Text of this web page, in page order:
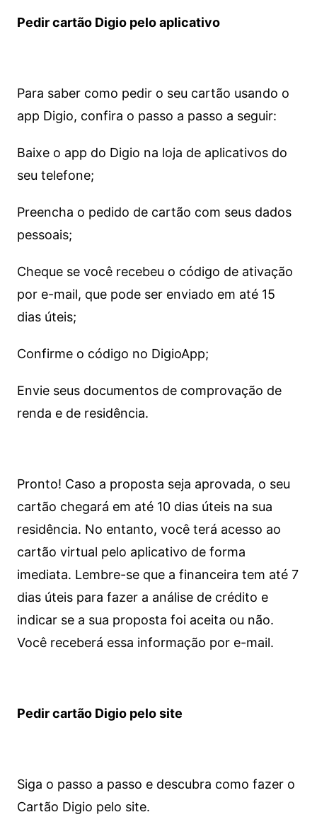
Pedir cartão Digio pelo aplicativo
Para saber como pedir o seu cartão usando o
app Digio, confira o passo a passo a seguir:
Baixe o app do Digio na loja de aplicativos do
seu telefone;
Preencha o pedido de cartão com seus dados
pessoais;
Cheque se você recebeu o código de ativação
por e-mail, que pode ser enviado em até 15
dias úteis;
Confirme o código no DigioApp;
Envie seus documentos de comprovação de
renda e de residência.
Pronto! Caso a proposta seja aprovada, o seu
cartão chegará em até 10 dias úteis na sua
residência. No entanto, você terá acesso ao
cartão virtual pelo aplicativo de forma
imediata. Lembre-se que a financeira tem até 7
dias úteis para fazer a análise de crédito e
indicar se a sua proposta foi aceita ou não.
Você receberá essa informação por e-mail.
Pedir cartão Digio pelo site
Siga o passo a passo e descubra como fazer o
Cartão Digio pelo site.